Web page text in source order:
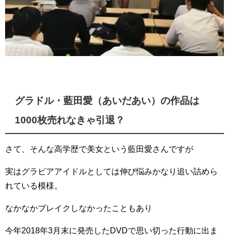
グラドル・藍田愛（あいだあい）の作品は
1000枚売れなきゃ引退？
さて、そんな高学歴で美女という藍田愛さんですが
実はグラビアアイドルとしては伸び悩みかなり追い詰めら
れている模様。
なかなかブレイクしなかったこともあり
今年2018年3月末に発売したDVDで思い切った行動に出ま